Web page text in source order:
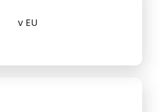
v EU